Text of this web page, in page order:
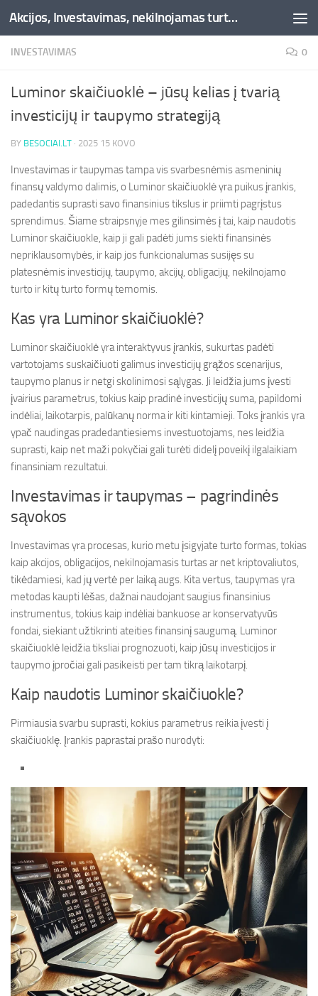
Skip to content Akcijos, Investavimas, nekilnojamas turtas, kriptovaliutos - Besociai.lt
INVESTAVIMAS 0
Luminor skaičiuoklė – jūsų kelias į tvarią
investicijų ir taupymo strategiją
BY BESOCIAI.LT · 2025 15 KOVO
Investavimas ir taupymas tampa vis svarbesnėmis asmeninių
finansų valdymo dalimis, o Luminor skaičiuoklė yra puikus įrankis,
padedantis suprasti savo finansinius tikslus ir priimti pagrįstus
sprendimus. Šiame straipsnyje mes gilinsimės į tai, kaip naudotis
Luminor skaičiuokle, kaip ji gali padėti jums siekti finansinės
nepriklausomybės, ir kaip jos funkcionalumas susijęs su
platesnėmis investicijų, taupymo, akcijų, obligacijų, nekilnojamo
turto ir kitų turto formų temomis.
Kas yra Luminor skaičiuoklė?
Luminor skaičiuoklė yra interaktyvus įrankis, sukurtas padėti
vartotojams suskaičiuoti galimus investicijų grąžos scenarijus,
taupymo planus ir netgi skolinimosi sąlygas. Ji leidžia jums įvesti
įvairius parametrus, tokius kaip pradinė investicijų suma, papildomi
indėliai, laikotarpis, palūkanų norma ir kiti kintamieji. Toks įrankis yra
ypač naudingas pradedantiesiems investuotojams, nes leidžia
suprasti, kaip net maži pokyčiai gali turėti didelį poveikį ilgalaikiam
finansiniam rezultatui.
Investavimas ir taupymas – pagrindinės
sąvokos
Investavimas yra procesas, kurio metu įsigyjate turto formas, tokias
kaip akcijos, obligacijos, nekilnojamasis turtas ar net kriptovaliutos,
tikėdamiesi, kad jų vertė per laiką augs. Kita vertus, taupymas yra
metodas kaupti lėšas, dažnai naudojant saugius finansinius
instrumentus, tokius kaip indėliai bankuose ar konservatyvūs
fondai, siekiant užtikrinti ateities finansinį saugumą. Luminor
skaičiuoklė leidžia tiksliai prognozuoti, kaip jūsų investicijos ir
taupymo įpročiai gali pasikeisti per tam tikrą laikotarpį.
Kaip naudotis Luminor skaičiuokle?
Pirmiausia svarbu suprasti, kokius parametrus reikia įvesti į
skaičiuoklę. Įrankis paprastai prašo nurodyti: